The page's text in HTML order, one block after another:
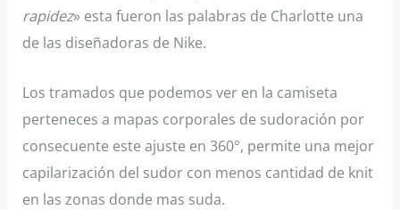
rapidez» esta fueron las palabras de Charlotte una
de las diseñadoras de Nike.
Los tramados que podemos ver en la camiseta
perteneces a mapas corporales de sudoración por
consecuente este ajuste en 360°, permite una mejor
capilarización del sudor con menos cantidad de knit
en las zonas donde mas suda.